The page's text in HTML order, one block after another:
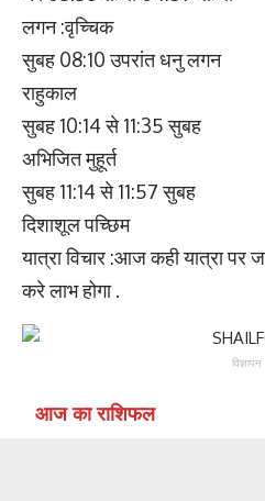
लगन :वृच्चिक
सुबह 08:10 उपरांत धनु लगन
राहुकाल
सुबह 10:14 से 11:35 सुबह
अभिजित मुहूर्त
सुबह 11:14 से 11:57 सुबह
दिशाशूल पच्छिम
यात्रा विचार :आज कही यात्रा पर
करे लाभ होगा .
विज्ञापन
आज का राशिफल